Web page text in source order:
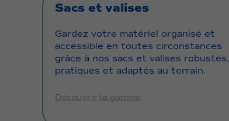
Sacs et valises
Gardez votre matériel organisé et
accessible en toutes circonstances
grâce à nos sacs et valises robustes,
pratiques et adaptés au terrain.
Découvrir la gamme